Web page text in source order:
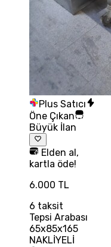
Plus Satıcı
Öne Çıkan
Büyük İlan
Elden al,
kartla öde!
6.000 TL
6 taksit
Tepsi Arabası
65x85x165
NAKLİYELİ